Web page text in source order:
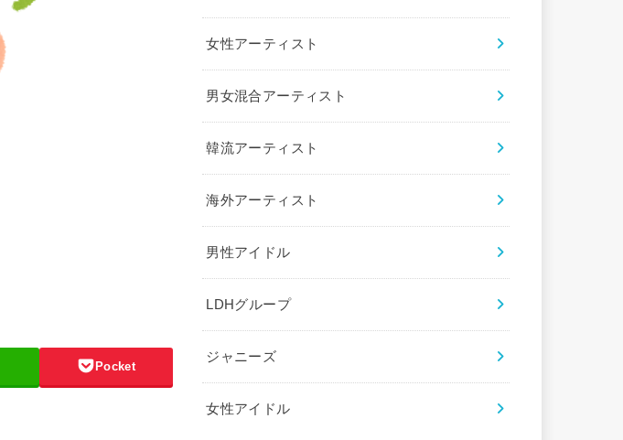
Pocket
女性アーティスト
男女混合アーティスト
韓流アーティスト
海外アーティスト
男性アイドル
LDHグループ
ジャニーズ
女性アイドル